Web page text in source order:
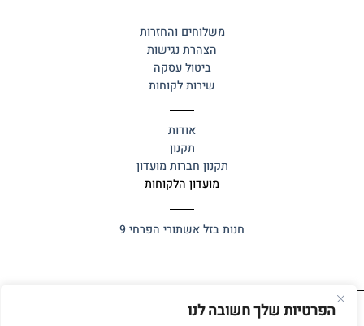
הפרטיות שלך חשובה לנו
משלוחים והחזרות
הצהרת נגישות
ביטול עסקה
שירות לקוחות
אודות
תקנון
תקנון חברות מועדון
מועדון הלקוחות
חנות בזלאשתורי הפרחי 9